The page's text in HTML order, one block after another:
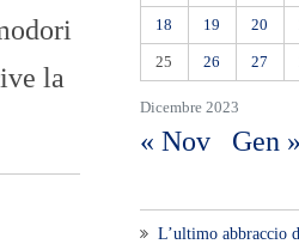
la
Dicembre 2023
18 19 20
25 26 27
« Nov Gen »
L’ultimo abbraccio